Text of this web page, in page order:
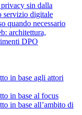
sin dalla
servizio digitale
quando necessario
architettura,
DPO
in base agli attori
in base al focus
in base all’ambito di